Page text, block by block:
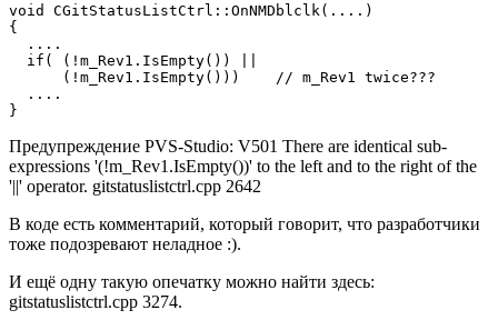
void CGitStatusListCtrl::OnNMDblclk(....)
{
  ....
  if( (!m_Rev1.IsEmpty()) ||
      (!m_Rev1.IsEmpty()))    // m_Rev1 twice???
  ....
}
Предупреждение PVS-Studio: V501 There are identical sub-
expressions '(!m_Rev1.IsEmpty())' to the left and to the right of the
'||' operator. gitstatuslistctrl.cpp 2642
В коде есть комментарий, который говорит, что разработчики
тоже подозревают неладное :).
И ещё одну такую опечатку можно найти здесь:
gitstatuslistctrl.cpp 3274.